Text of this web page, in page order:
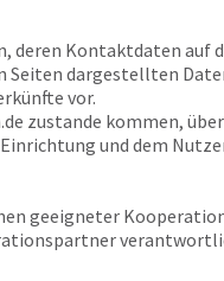
Kontaktdaten auf
Seiten dargestellten
vor.
zustande kommen,
und dem
geeigneter